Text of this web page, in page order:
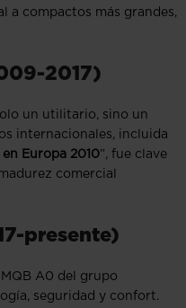
a compactos más grandes,
2017)
un utilitario, sino un
internacionales, incluida
Europa 2010”, fue clave
comercial
presente)
MQB A0 del grupo
seguridad y confort.